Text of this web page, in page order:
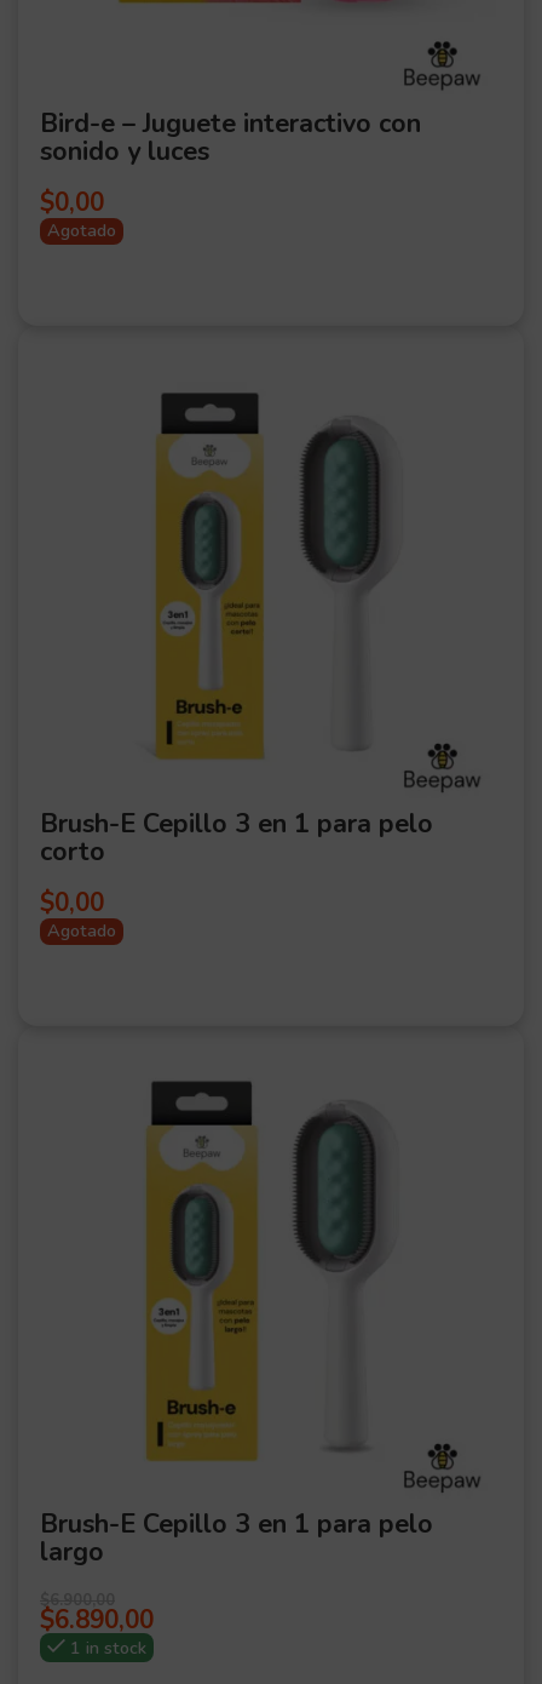
Bird-e – Juguete interactivo con
sonido y luces
$0,00
Agotado
Brush-E Cepillo 3 en 1 para pelo
corto
$0,00
Agotado
Brush-E Cepillo 3 en 1 para pelo
largo
$
$6.890,00
1 in stock